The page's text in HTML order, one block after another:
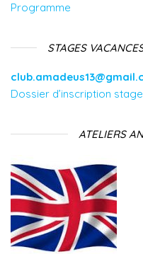
Programme
STAGES
Dossier d’inscription stage
ATELIERS